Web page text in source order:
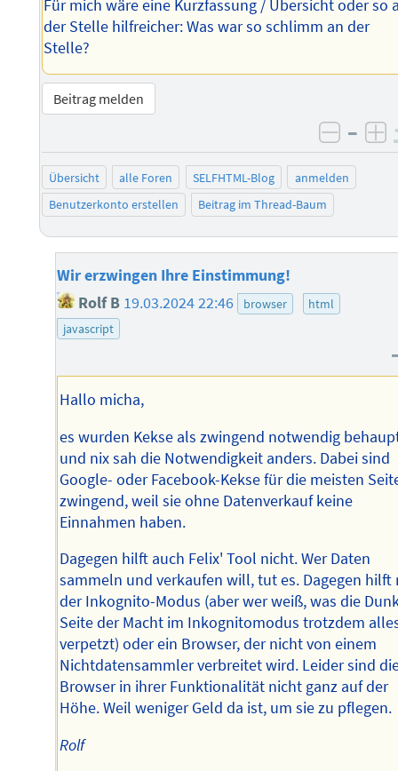
Für mich wäre eine Kurzfassung / Übersicht oder so
der Stelle hilfreicher: Was war so schlimm an der
Stelle?
Beitrag melden
–
Übersicht alle Foren SELFHTML-Blog
anmelden
Benutzerkonto erstellen
Beitrag im Thread-Baum
Wir erzwingen Ihre Einstimmung!
Rolf B 19.03.2024 22:46 browser
html
javascript
Hallo micha,
es wurden Kekse als zwingend notwendig
und nix sah die Notwendigkeit anders. Dabei sind
Google- oder Facebook-Kekse für die meisten
zwingend, weil sie ohne Datenverkauf keine
Einnahmen haben.
Dagegen hilft auch Felix' Tool nicht. Wer Daten
sammeln und verkaufen will, tut es. Dagegen hilft
der Inkognito-Modus (aber wer weiß, was die
Seite der Macht im Inkognitomodus trotzdem
verpetzt) oder ein Browser, der nicht von einem
Nichtdatensammler verbreitet wird. Leider sind
Browser in ihrer Funktionalität nicht ganz auf der
Höhe. Weil weniger Geld da ist, um sie zu pflegen.
Rolf